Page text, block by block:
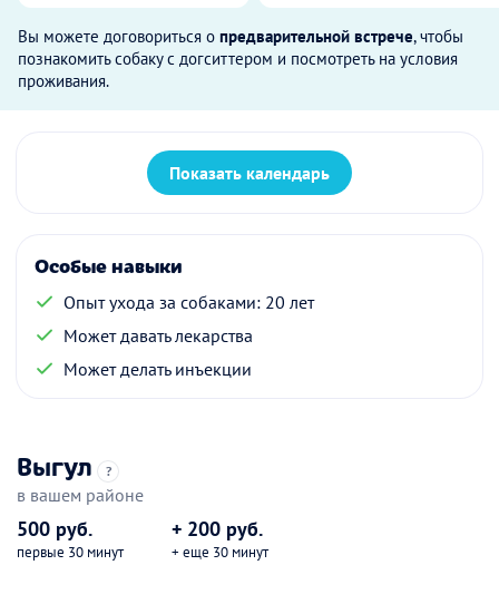
Вы можете договориться о предварительной встрече, чтобы
познакомить собаку с догситтером и посмотреть на условия
проживания.
Показать календарь
Особые навыки
Опыт ухода за собаками: 20 лет
Может давать лекарства
Может делать инъекции
Выгул ?
в вашем районе
500 руб.
первые 30 минут
+ 200 руб.
+ еще 30 минут